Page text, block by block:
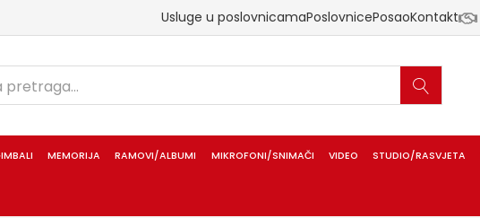
Usluge u poslovnicamaPoslovnicePosaoKontakt
MEMORIJA RAMOVI/ALBUMI MIKROFONI/SNIMAČI VIDEO STUDIO/RASVJETA